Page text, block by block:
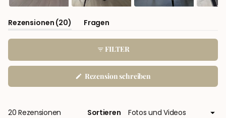
1Rezensionen 20
(Tab
Aufgeklappt)
Fragen
(Tab
Eingeklappt)
FILTER
Rezension schreiben
einem
geöffnet)
20 Rezensionen Sortieren
Wird geladen...